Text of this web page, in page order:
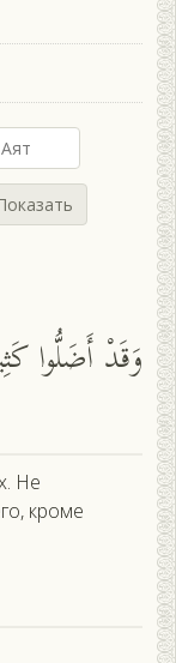
وَقَدْ أَضَلُّوا
Не
кроме